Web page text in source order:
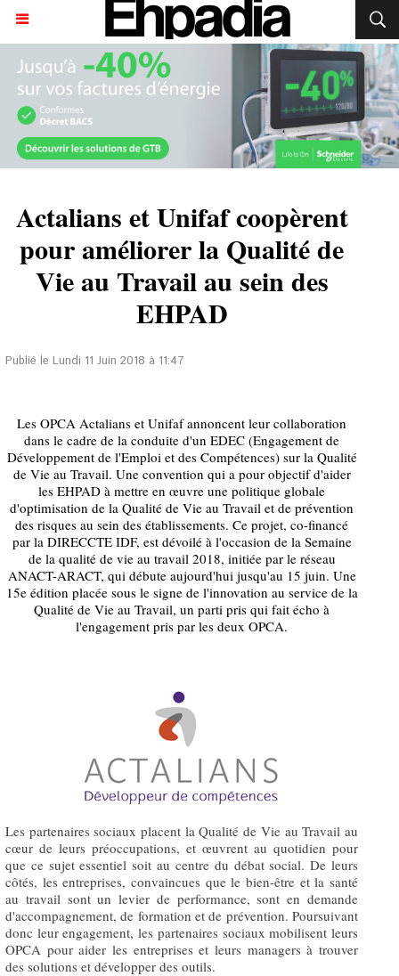
Actalians et Unifaf coopèrent
pour améliorer la Qualité de
Vie au Travail au sein des
EHPAD
Publié le Lundi 11 Juin 2018 à 11:47
Les OPCA Actalians et Unifaf annoncent leur collaboration
dans le cadre de la conduite d'un EDEC (Engagement de
Développement de l'Emploi et des Compétences) sur la Qualité
de Vie au Travail. Une convention qui a pour objectif d'aider
les EHPAD à mettre en œuvre une politique globale
d'optimisation de la Qualité de Vie au Travail et de prévention
des risques au sein des établissements. Ce projet, co-financé
par la DIRECCTE IDF, est dévoilé à l'occasion de la Semaine
de la qualité de vie au travail 2018, initiée par le réseau
ANACT-ARACT, qui débute aujourd'hui jusqu'au 15 juin. Une
15e édition placée sous le signe de l'innovation au service de la
Qualité de Vie au Travail, un parti pris qui fait écho à
l'engagement pris par les deux OPCA.
Les partenaires sociaux placent la Qualité de Vie au Travail au
cœur de leurs préoccupations, et œuvrent au quotidien pour
que ce sujet essentiel soit au centre du débat social. De leurs
côtés, les entreprises, convaincues que le bien-être et la santé
au travail sont un levier de performance, sont en demande
d'accompagnement, de formation et de prévention. Poursuivant
donc leur engagement, les partenaires sociaux mobilisent leurs
OPCA pour aider les entreprises et leurs managers à trouver
des solutions et développer des outils.